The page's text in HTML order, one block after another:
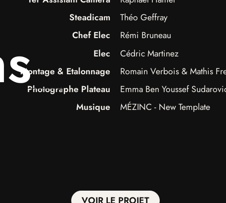
Steadicam
Théo Geffray
Chef Elec
Rémi Bruneau
Elec
Cédric Martinez
Montage & Etalonnage
Romain Verbois & Mathis
Photographe Plateau
Emma Ben Youssef
Musique
MÉZINC - New Template